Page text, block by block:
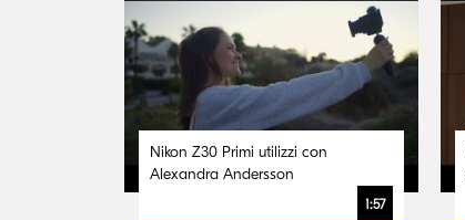
Nikon Z30 Primi utilizzi con
Alexandra Andersson
1:57